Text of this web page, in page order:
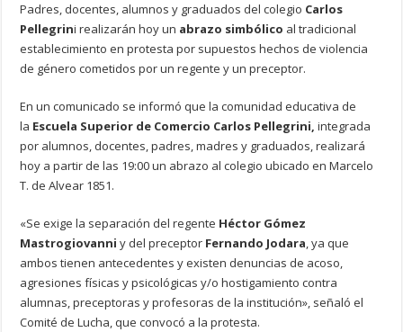
Padres, docentes, alumnos y graduados del colegio Carlos
Pellegrini realizarán hoy un abrazo simbólico al tradicional
establecimiento en protesta por supuestos hechos de violencia
de género cometidos por un regente y un preceptor.
En un comunicado se informó que la comunidad educativa de
la Escuela Superior de Comercio Carlos Pellegrini, integrada
por alumnos, docentes, padres, madres y graduados, realizará
hoy a partir de las 19:00 un abrazo al colegio ubicado en Marcelo
T. de Alvear 1851.
«Se exige la separación del regente Héctor Gómez
Mastrogiovanni y del preceptor Fernando Jodara, ya que
ambos tienen antecedentes y existen denuncias de acoso,
agresiones físicas y psicológicas y/o hostigamiento contra
alumnas, preceptoras y profesoras de la institución», señaló el
Comité de Lucha, que convocó a la protesta.